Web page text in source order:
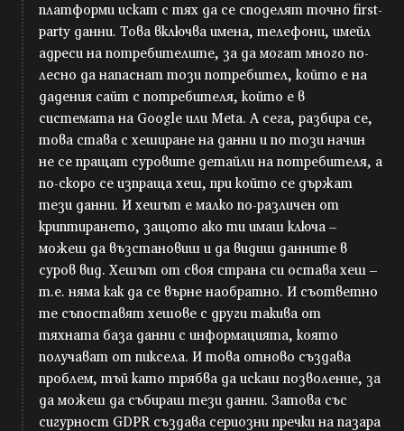
платформи искат с тях да се споделят точно first-
party данни. Това включва имена, телефони, имейл
адреси на потребителите, за да могат много по-
лесно да напаснат този потребител, който е на
дадения сайт с потребителя, който е в
системата на Google или Meta. А сега, разбира се,
това става с хеширане на данни и по този начин
не се пращат суровите детайли на потребителя, а
по-скоро се изпраща хеш, при който се държат
тези данни. И хешът е малко по-различен от
криптирането, защото ако ти имаш ключа –
можеш да възстановиш и да видиш данните в
суров вид. Хешът от своя страна си остава хеш –
т.е. няма как да се върне наобратно. И съответно
те съпоставят хешове с други такива от
тяхната база данни с информацията, която
получават от пиксела. И това отново създава
проблем, тъй като трябва да искаш позволение, за
да можеш да събираш тези данни. Затова със
сигурност GDPR създава сериозни пречки на пазара